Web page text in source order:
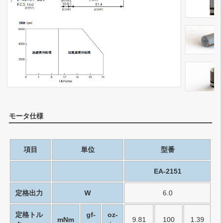
モータ仕様
項目 単位 型番
EA-2151
定格出力 W 6.0
定格トル
mNm
gf-
oz-
9.81 100 1.39